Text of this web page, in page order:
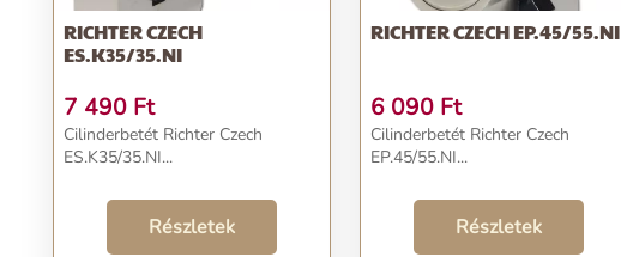
RICHTER CZECH
ES.K35/35.NI
7 490 Ft
Cilinderbetét Richter Czech
ES.K35/35.NI...
Részletek
RICHTER CZECH EP.45/55.NI
6 090 Ft
Cilinderbetét Richter Czech
EP.45/55.NI...
Részletek